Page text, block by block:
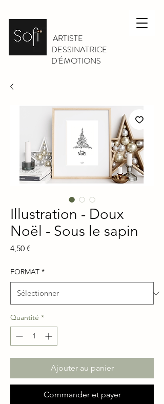
ARTISTE
DESSINATRICE
D'ÉMOTIONS
Illustration - Doux
Noël - Sous le sapin
4,50 €
FORMAT *
Quantité *
Ajouter au panier
Commander et payer